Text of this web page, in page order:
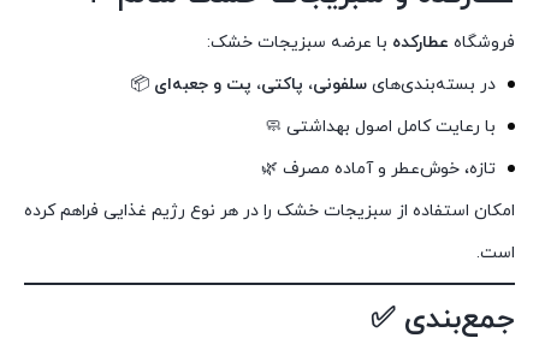
فروشگاه عطارکده با عرضه سبزیجات خشک:
در بسته‌بندی‌های سلفونی، پاکتی، پت و جعبه‌ای 📦
با رعایت کامل اصول بهداشتی 🧼
تازه، خوش‌عطر و آماده مصرف 🌿
امکان استفاده از سبزیجات خشک را در هر نوع رژیم غذایی فراهم کرده
است.
جمع‌بندی ✅